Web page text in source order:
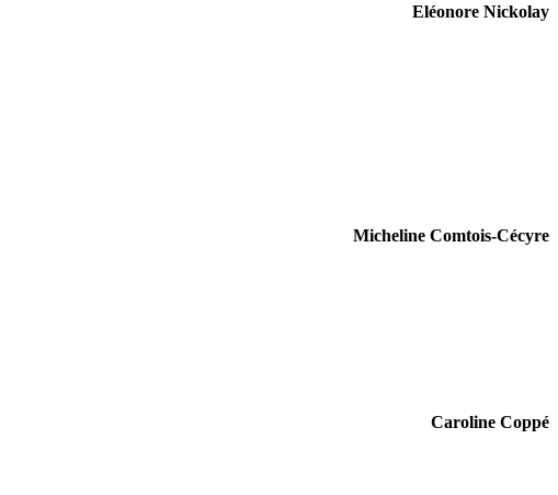
Eléonore Nickolay
Micheline Comtois-Cécyre
Caroline Coppé